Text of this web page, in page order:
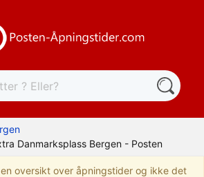
Danmarksplass Bergen - Posten
oversikt over åpningstider og ikke det